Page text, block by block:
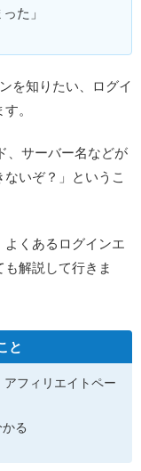
た」
を知りたい、ログイ
。
、サーバー名などが
いぞ？」というこ
よくあるログインエ
解説して行きま
と
フィリエイトペー
る